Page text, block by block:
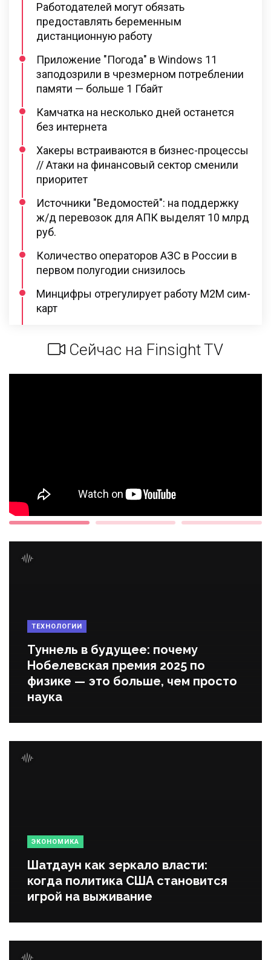
Работодателей могут обязать
предоставлять беременным
дистанционную работу
Приложение "Погода" в Windows 11
заподозрили в чрезмерном потреблении
памяти — больше 1 Гбайт
Камчатка на несколько дней останется
без интернета
Хакеры встраиваются в бизнес-процессы
// Атаки на финансовый сектор сменили
приоритет
Источники "Ведомостей": на поддержку
ж/д перевозок для АПК выделят 10 млрд
руб.
Количество операторов АЗС в России в
первом полугодии снизилось
Минцифры отрегулирует работу M2M сим-
карт
Сейчас на Finsight TV
ТЕХНОЛОГИИ
Туннель в будущее: почему
Нобелевская премия 2025 по
физике — это больше, чем просто
наука
ЭКОНОМИКА
Шатдаун как зеркало власти:
когда политика США становится
игрой на выживание